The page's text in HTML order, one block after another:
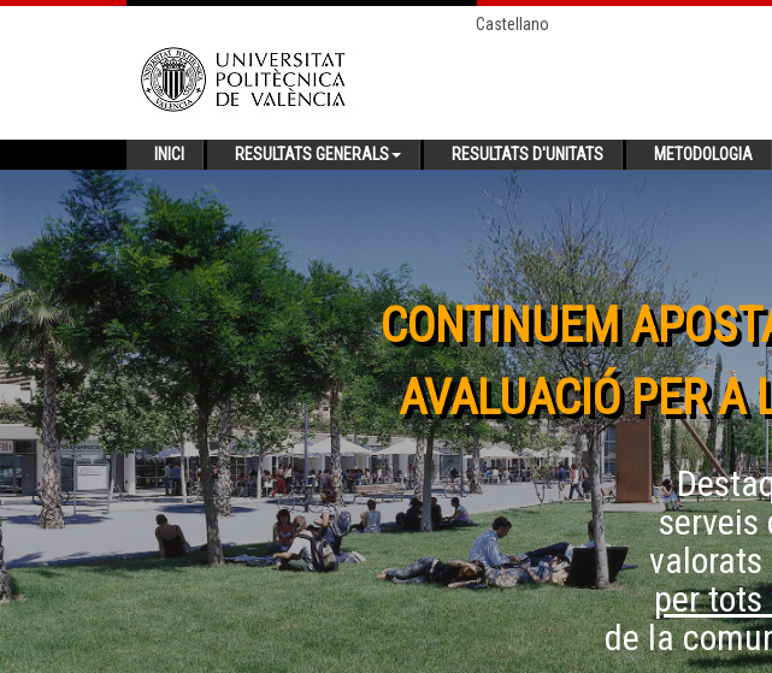
Castellano
INICI RESULTATS GENERALS RESULTATS D'UNITATS METODOLOGIA
CONTINUEM
AVALUACIÓ PER A
serveis
per tots
de la